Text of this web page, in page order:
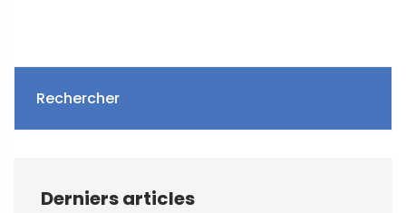
Rechercher
Derniers articles